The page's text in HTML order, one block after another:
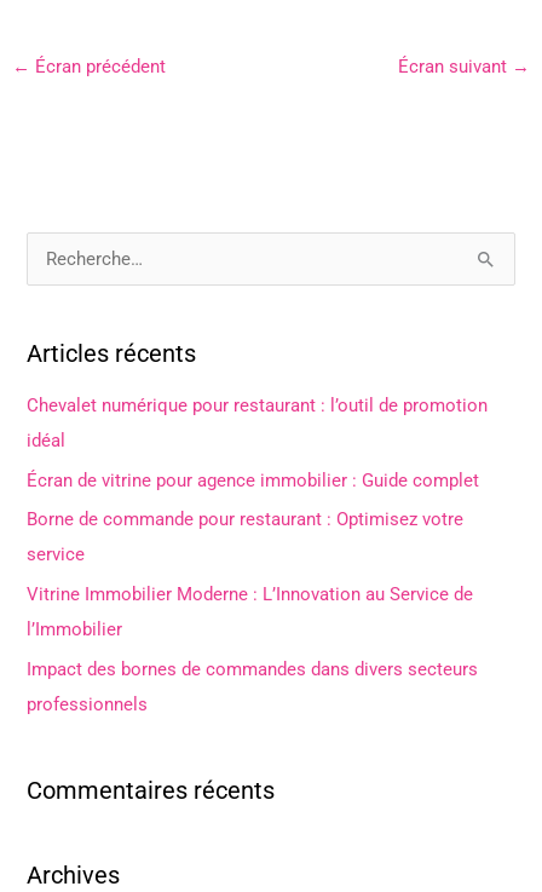
← Écran précédent Écran suivant →
e
r
c
h
Articles récents
Chevalet numérique pour restaurant : l’outil de promotion
idéal
Écran de vitrine pour agence immobilier : Guide complet
Borne de commande pour restaurant : Optimisez votre
service
Vitrine Immobilier Moderne : L’Innovation au Service de
l’Immobilier
Impact des bornes de commandes dans divers secteurs
professionnels
Commentaires récents
Archives